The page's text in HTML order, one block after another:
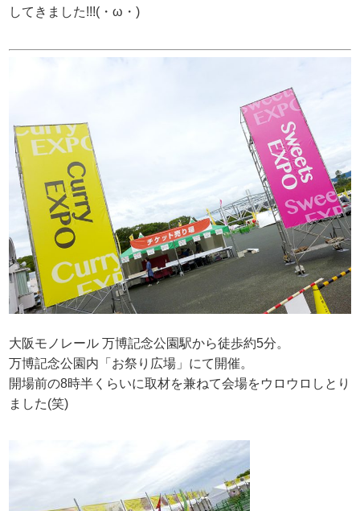
してきました!!!(・ω・)
大阪モノレール 万博記念公園駅から徒歩約5分。
万博記念公園内「お祭り広場」にて開催。
開場前の8時半くらいに取材を兼ねて会場をウロウロしとり
ました(笑)